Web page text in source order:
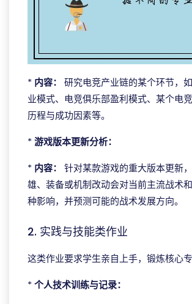
* 内容：
研究电竞产业链的某个环节，
业模式、电竞俱乐部盈利模式、某个电
历程与成功因素等。
*游戏版本更新分析：
* 内容：
针对某款游戏的重大版本更新
雄、装备或机制改动会对当前主流战术
种影响，并预测可能的战术发展方向。
2. 实践与技能类作业
这类作业要求学生亲自上手，锻炼核心专
*个人技术训练与记录：